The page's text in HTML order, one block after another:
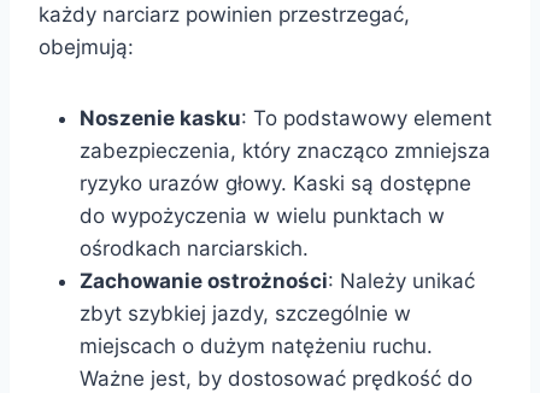
każdy narciarz powinien przestrzegać,
obejmują:
Noszenie kasku: To podstawowy element
zabezpieczenia, który znacząco zmniejsza
ryzyko urazów głowy. Kaski są dostępne
do wypożyczenia w wielu punktach w
ośrodkach narciarskich.
Zachowanie ostrożności: Należy unikać
zbyt szybkiej jazdy, szczególnie w
miejscach o dużym natężeniu ruchu.
Ważne jest, by dostosować prędkość do